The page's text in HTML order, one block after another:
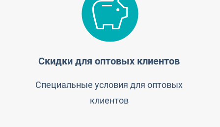
Скидки для оптовых клиентов
Специальные условия для оптовых
клиентов